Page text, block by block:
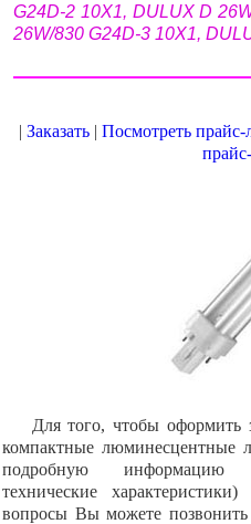
G24D-2 10X1, DULUX D
26W/830 G24D-3 10X1,
| Заказать | Посмотреть прайс-
Для того, чтобы оформить
компактные люминесцентные
подробную информацию
технические
вопросы Вы можете